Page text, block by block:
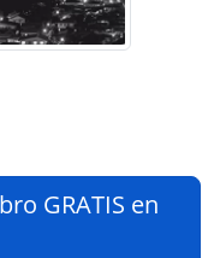
GRATIS en